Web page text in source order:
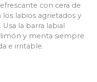
con cera de
labios agrietados y
la barra labial
limón y menta siempre
e irritable.